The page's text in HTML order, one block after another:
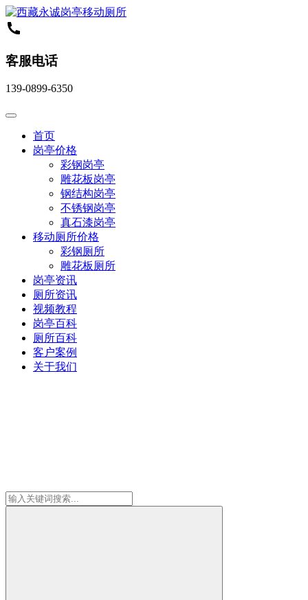
客服电话
139-0899-6350
首页
岗亭价格
彩钢岗亭
雕花板岗亭
钢结构岗亭
不锈钢岗亭
真石漆岗亭
移动厕所价格
彩钢厕所
雕花板厕所
岗亭资讯
厕所资讯
视频教程
岗亭百科
厕所百科
客户案例
关于我们